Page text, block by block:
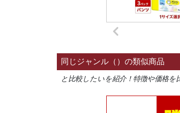
同じジャンル（）の類似商品
と比較したいを紹介！特徴や価格